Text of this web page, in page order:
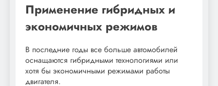
Применение гибридных и
экономичных режимов
В последние годы все больше автомобилей
оснащаются гибридными технологиями или
хотя бы экономичными режимами работы
двигателя.